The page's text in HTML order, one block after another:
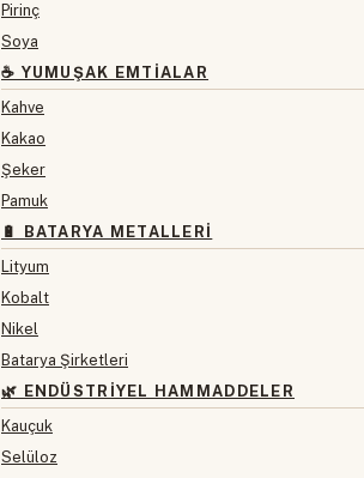
Pirinç
Soya
☕ YUMUŞAK EMTIALAR
Kahve
Kakao
Şeker
Pamuk
🔋 BATARYA METALLERI
Lityum
Kobalt
Nikel
Batarya Şirketleri
🌿 ENDÜSTRIYEL HAMMADDELER
Kauçuk
Selüloz